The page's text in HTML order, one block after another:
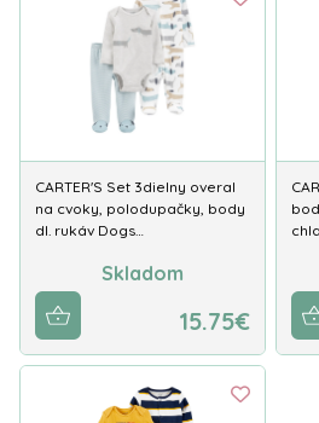
CARTER'S Set 3dielny overal
na cvoky, polodupačky, body
dl. rukáv Dogs…
Skladom
15.75€